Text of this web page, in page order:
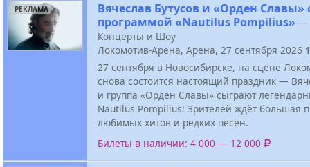
РЕКЛАМА
Вячеслав Бутусов и «Орден Славы»
программой «Nautilus Pompilius» —
Концерты и Шоу
Локомотив-Арена, Арена, 27 сентября 2026
27 сентября в Новосибирске, на сцене
снова состоится настоящий праздник —
и группа «Орден Славы» сыграют
Nautilus Pompilius! Зрителей ждёт большая
любимых хитов и редких песен.
Билеты в наличии: 4 000 — 12 000